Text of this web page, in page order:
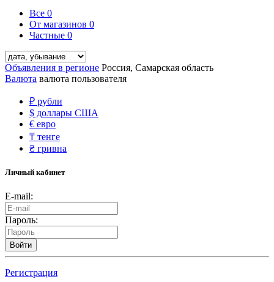
Все 0
От магазинов 0
Частные 0
Объявления в регионе Россия, Самарская область
Валюта валюта пользователя
₽ рубли
$ доллары США
€ евро
₸ тенге
₴ гривна
Личный кабинет
E-mail:
Пароль:
Войти
Регистрация